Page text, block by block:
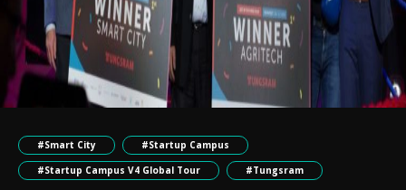
#Smart City
#Startup Campus
#Startup Campus V4 Global Tour
#Tungsram